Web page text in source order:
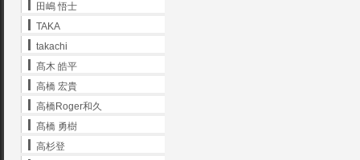
田嶋 悟士
TAKA
takachi
髙木 皓平
高橋 宏貴
高橋Roger和久
髙橋 勇樹
高杉登